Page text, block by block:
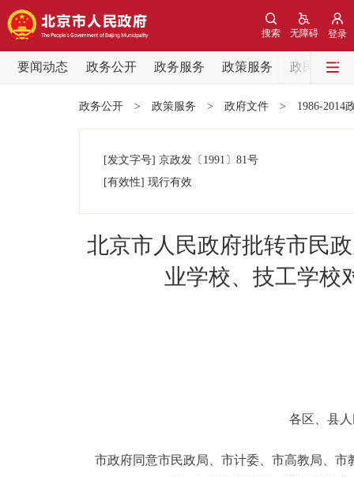
登录
无障碍
搜索
要闻动态 政务公开 政务服务 政策服务
政民互动
党中央精神
政务公开 > 政策服务 > 政府文件 > 1986-2014
[发文字号] 京政发 〔1991〕 81号
[有效性] 现行有效
北京市人民政府批转市民
业学校、技工学校
各区、县
市政府同意市民政局、市计委、市高教局、市